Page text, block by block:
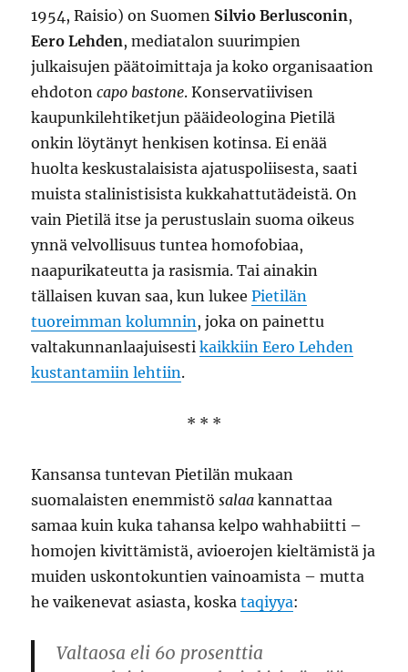
1954, Raisio) on Suomen Silvio Berlusconin,
Eero Lehden, mediatalon suurimpien
julkaisujen päätoimittaja ja koko organisaation
ehdotoncapo bastone. Konservatiivisen
kaupunkilehtiketjun pääideologina Pietilä
onkin löytänyt henkisen kotinsa. Ei enää
huolta keskustalaisista ajatuspoliisesta, saati
muista stalinistisista kukkahattutädeistä. On
vain Pietilä itse ja perustuslain suoma oikeus
ynnä velvollisuus tuntea homofobiaa,
naapurikateutta ja rasismia. Tai ainakin
tällaisen kuvan saa, kun lukeePietilän
tuoreimman kolumnin, joka on painettu
valtakunnanlaajuisestikaikkiin Eero Lehden
kustantamiin lehtiin.
* * *
Kansansa tuntevan Pietilän mukaan
suomalaisten enemmistösalaakannattaa
samaa kuin kuka tahansa kelpo wahhabiitti –
homojen kivittämistä, avioerojen kieltämistä ja
muiden uskontokuntien vainoamista – mutta
he vaikenevat asiasta, koskataqiyya:
Valtaosa eli 60 prosenttia